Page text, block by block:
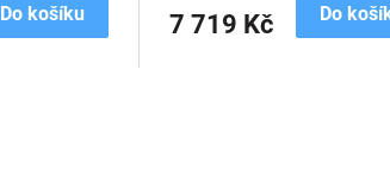
Do košíku 7 719 Kč Do